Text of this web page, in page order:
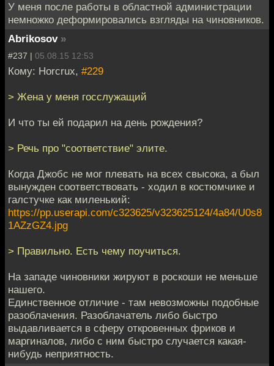
У меня после работы в областной администрации
немножко деформировались взгляды на чиновников.
Abrikosov »
#237 | 05.08.15 12:53
Кому: Horcrux, #229
> Жена у меня госслужащий
И что ты ей подарил на день рождения?
> Речь про "соответствие" элите.
Когда Джобс не мог плевать на всех свысока, а был
вынужден соответствовать - ходил в костюмчике и
галстучке как миленький:
https://pp.userapi.com/c323625/v323625124/4a84/U0s8
1AZzGZ4.jpg
> Правильно. Есть чему поучиться.
На западе чиновники жируют в роскоши не меньше
нашего.
Единственное отличие - там невозможны подобные
разоблачения. Разоблачатель либо быстро
выдавливается в сферу откровенных фриков и
маргиналов, либо с ним быстро случается какая-
нибудь неприятность.